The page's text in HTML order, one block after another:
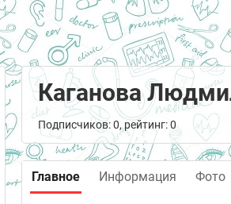
Каганова
Подписчиков: 0, рейтинг: 0
Главное Информация Фото